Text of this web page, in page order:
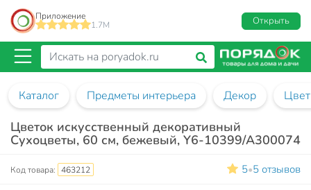
Приложение
1.7M
Открыть
Каталог Предметы интерьера Декор
Цветок искусственный декоративный
Сухоцветы, 60 см, бежевый, Y6-10399/A300074
Код товара: 463212 5•5 отзывов